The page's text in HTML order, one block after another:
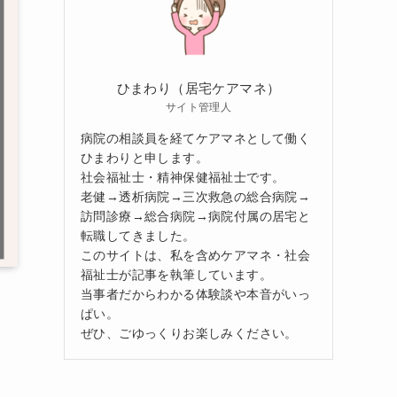
ひまわり（居宅ケアマネ）
サイト管理人
病院の相談員を経てケアマネとして働く
ひまわりと申します。
社会福祉士・精神保健福祉士です。
老健→透析病院→三次救急の総合病院→
訪問診療→総合病院→病院付属の居宅と
転職してきました。
このサイトは、私を含めケアマネ・社会
福祉士が記事を執筆しています。
当事者だからわかる体験談や本音がいっ
ぱい。
ぜひ、ごゆっくりお楽しみください。